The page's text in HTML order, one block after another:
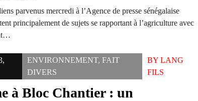
parvenus mercredi à l’Agence de presse sénégalaise
principalement de sujets se rapportant à l’agriculture avec
ENVIRONNEMENT, FAIT
DIVERS
BYLANG
FILS
à Bloc Chantier : un